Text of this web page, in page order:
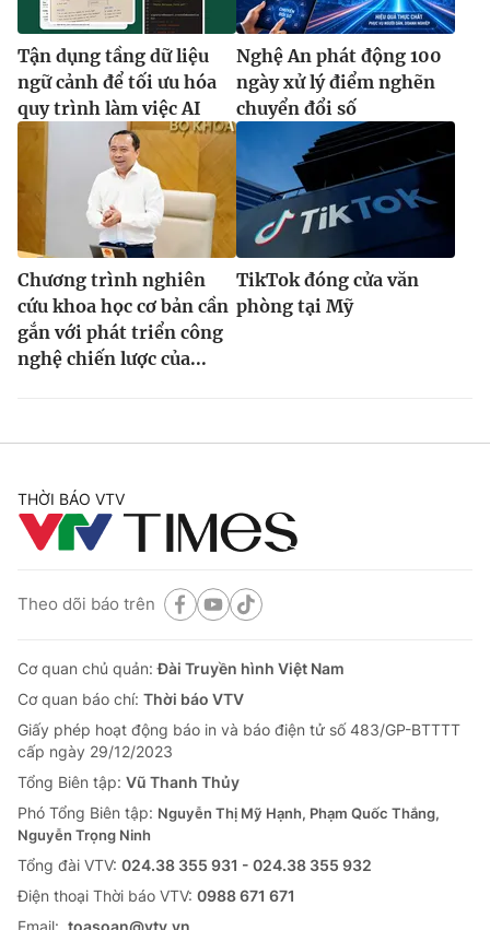
Tận dụng tầng dữ liệu
ngữ cảnh để tối ưu hóa
quy trình làm việc AI
Nghệ An phát động 100
ngày xử lý điểm nghẽn
chuyển đổi số
Chương trình nghiên
cứu khoa học cơ bản cần
gắn với phát triển công
nghệ chiến lược của...
TikTok đóng cửa văn
phòng tại Mỹ
THỜI BÁO VTV
Theo dõi báo trên
Cơ quan chủ quản:Đài Truyền hình Việt Nam
Cơ quan báo chí: Thời báo VTV
Giấy phép hoạt động báo in và báo điện tử số 483/GP-BTTTT
cấp ngày 29/12/2023
Tổng Biên tập: Vũ Thanh Thủy
Phó Tổng Biên tập: Nguyễn Thị Mỹ Hạnh, Phạm Quốc Thắng,
Nguyễn Trọng Ninh
Tổng đài VTV: 024.38 355 931 - 024.38 355 932
Ðiện thoại Thời báo VTV: 0988 671 671
Email: toasoan@vtv.vn